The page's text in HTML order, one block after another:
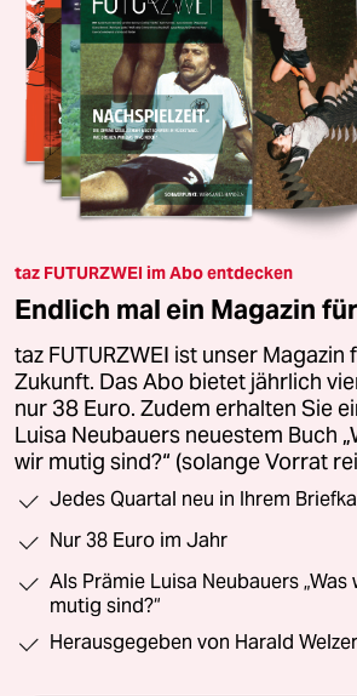
taz FUTURZWEI im Abo entdecken
Endlich mal ein Magazin
taz FUTURZWEI ist unser Magazin
Zukunft. Das Abo bietet jährlich
nur 38 Euro. Zudem erhalten Sie
Luisa Neubauers neuestem Buch
wir mutig sind?“ (solange Vorrat
Jedes Quartal neu in Ihrem
Nur 38 Euro im Jahr
Als Prämie Luisa Neubauers „Was
mutig sind?“
Herausgegeben von Harald Welzer